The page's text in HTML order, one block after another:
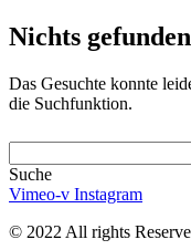
Nichts
Das Gesuchte konnte
die Suchfunktion.
Suche
Vimeo-v Instagram
© 2022 All rights